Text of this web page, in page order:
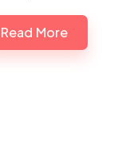
Read More